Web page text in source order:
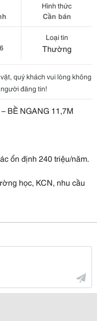
Hình thức
Cần bán
Loại tin
Thường
quý khách vui lòng không
đăng tin!
BỀ NGANG 11,7M
ổn định 240 triệu/năm.
học, KCN, nhu cầu